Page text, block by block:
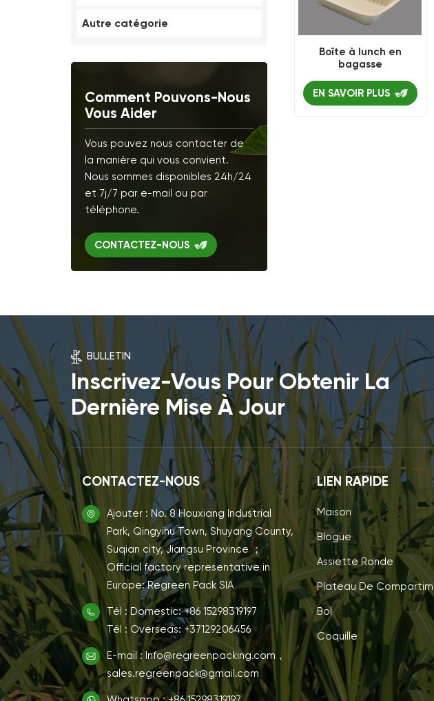
Autre catégorie
Comment Pouvons-Nous
Vous Aider
Vous pouvez nous contacter de
la manière qui vous convient.
Nous sommes disponibles 24h/24
et 7j/7 par e-mail ou par
téléphone.
CONTACTEZ-NOUS
Boîte à lunch en
bagasse
EN SAVOIR PLUS
BULLETIN
Inscrivez-Vous Pour Obtenir La
Dernière Mise À Jour
CONTACTEZ-NOUS
Ajouter : No. 8 Houxiang Industrial
Park, Qingyihu Town, Shuyang County,
Suqian city, Jiangsu Province ；
Official factory representative in
Europe: Regreen Pack SIA
Tél : Domestic: +86 15298319197
Tél : Overseas: +37129206456
E-mail : Info@regreenpacking.com，
sales.regreenpack@gmail.com
LIEN RAPIDE
Maison
Blogue
Assiette Ronde
Plateau De
Bol
Coquille